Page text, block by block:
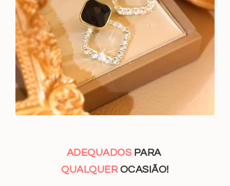
ADEQUADOSPARA
QUALQUEROCASIÃO!